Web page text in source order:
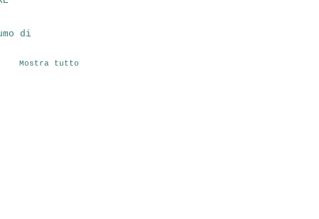
di
Mostra tutto